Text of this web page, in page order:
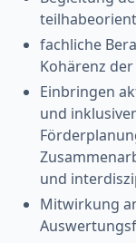
fachliche
Kohärenz
Einbringen
und
und
Mitwirkung